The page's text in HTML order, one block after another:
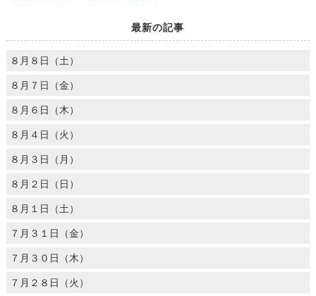
最新の記事
８月８日（土）
８月７日（金）
８月６日（木）
８月４日（火）
８月３日（月）
８月２日（日）
８月１日（土）
７月３１日（金）
７月３０日（木）
７月２８日（火）